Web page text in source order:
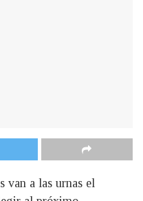
van a las urnas el